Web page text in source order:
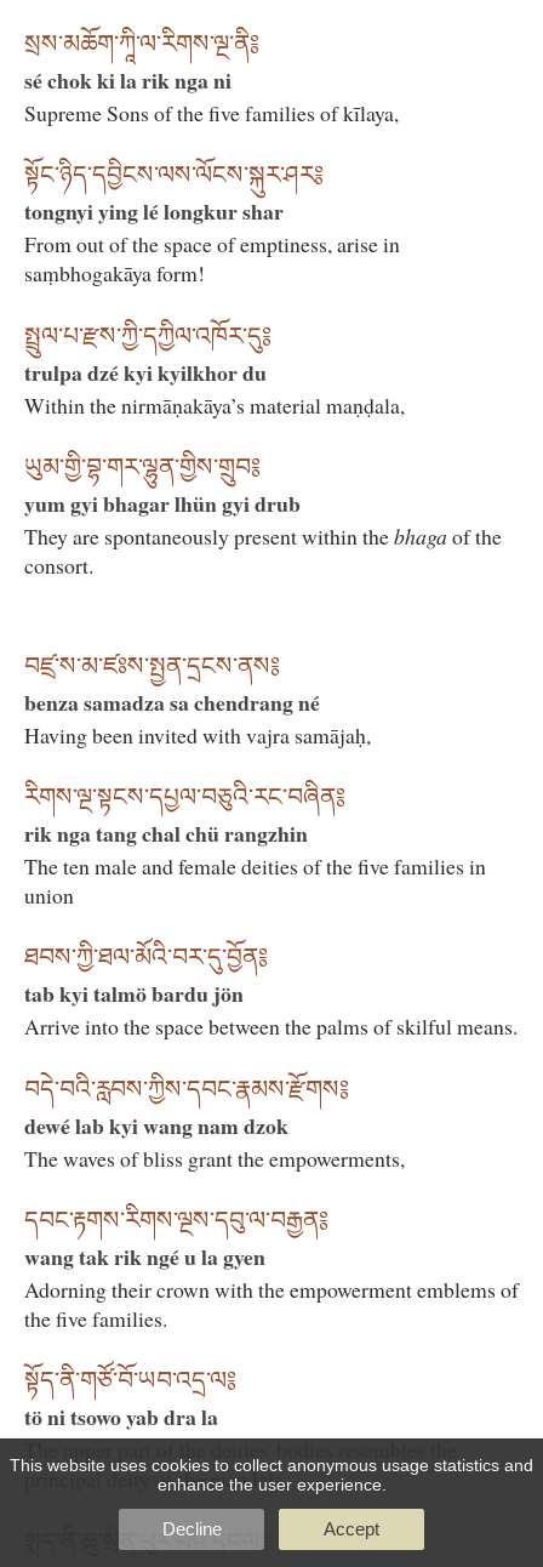
སྲས་མཆོག་ཀཱི་ལ་རིགས་ལྔ་ནི༔
sé chok ki la rik nga ni
Supreme Sons of the five families of kīlaya,
སྟོང་ཉིད་དབྱིངས་ལས་ལོངས་སྐུར་ཤར༔
tongnyi ying lé longkur shar
From out of the space of emptiness, arise in
saṃbhogakāya form!
སྤྲུལ་པ་རྫས་ཀྱི་དཀྱིལ་འཁོར་དུ༔
trulpa dzé kyi kyilkhor du
Within the nirmāṇakāya’s material maṇḍala,
ཡུམ་གྱི་བྷ་གར་ལྷུན་གྱིས་གྲུབ༔
yum gyi bhagar lhün gyi drub
They are spontaneously present within thebhaga of the
consort.
བཛྲ་ས་མ་ཛཿས་སྤྱན་དྲངས་ནས༔
benza samadza sa chendrang né
Having been invited with vajra samājaḥ,
རིགས་ལྔ་སྟངས་དཔྱལ་བཅུའི་རང་བཞིན༔
rik nga tang chal chü rangzhin
The ten male and female deities of the five families in
union
ཐབས་ཀྱི་ཐལ་མོའི་བར་དུ་བྱོན༔
tab kyi talmö bardu jön
Arrive into the space between the palms of skilful means.
བདེ་བའི་རླབས་ཀྱིས་དབང་རྣམས་རྫོགས༔
dewé lab kyi wang nam dzok
The waves of bliss grant the empowerments,
དབང་རྟགས་རིགས་ལྔས་དབུ་ལ་བརྒྱན༔
wang tak rik ngé u la gyen
Adorning their crown with the empowerment emblems of
the five families.
སྟོད་ནི་གཙོ་བོ་ཡབ་འདྲ་ལ༔
tö ni tsowo yab dra la
principal deity of the maṇḍala,
སྨད་ནི་ཆུ་སྲིན་ཕུར་པའི་དབལ༔
This website uses cookies to collect anonymous usage statistics and
enhance the user experience.
Decline Accept